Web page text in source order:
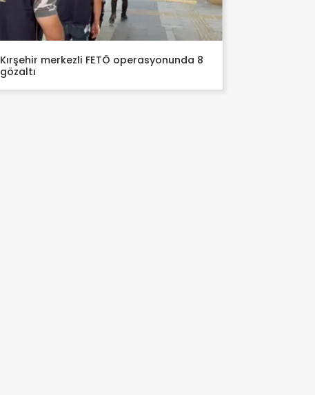
Kırşehir merkezli FETÖ operasyonunda 8
gözaltı